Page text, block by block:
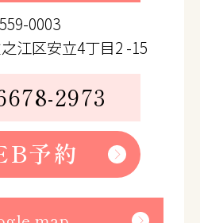
0003
江区安立4丁目2 -15
2973
予約